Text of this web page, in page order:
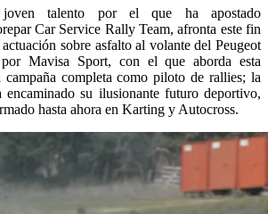
talento por el que ha apostado
Car Service Rally Team, afronta este fin
sobre asfalto al volante del Peugeot
Mavisa Sport, con el que aborda esta
campaña completa como piloto de rallies; la
su ilusionante futuro deportivo,
hasta ahora en Karting y Autocross.